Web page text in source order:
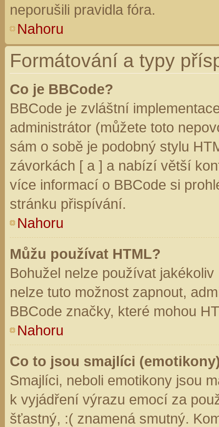
neporušili pravidla fóra.
Nahoru
Formátování a typy
Co je BBCode?
BBCode je zvláštní
administrátor (můžete toto
sám o sobě je podobný stylu
závorkách [ a ] a nabízí větší
více informací o BBCode si
stránku přispívání.
Nahoru
Můžu používat HTML?
Bohužel nelze používat
nelze tuto možnost zapnout,
BBCode značky, které mohou
Nahoru
Co to jsou smajlíci
Smajlíci, neboli emotikony jsou
k vyjádření výrazu emocí za
šťastný, :( znamená smutný.